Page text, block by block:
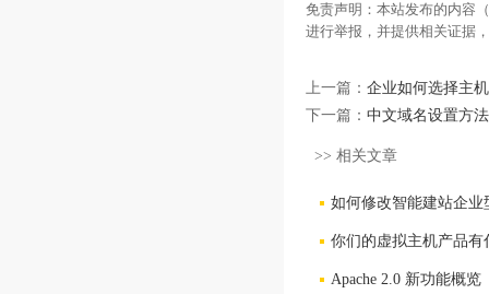
免责声明：本站发布的内容
进行举报，并提供相关证据
上一篇： 企业如何选择主
下一篇： 中文域名设置方
>> 相关文章
如何修改智能建站企
你们的虚拟主机产品有
Apache 2.0 新功能概览